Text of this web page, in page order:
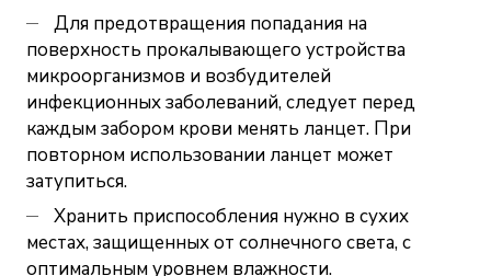
Для предотвращения попадания на
поверхность прокалывающего устройства
микроорганизмов и возбудителей
инфекционных заболеваний, следует перед
каждым забором крови менять ланцет. При
повторном использовании ланцет может
затупиться.
Хранить приспособления нужно в сухих
местах, защищенных от солнечного света, с
оптимальным уровнем влажности.